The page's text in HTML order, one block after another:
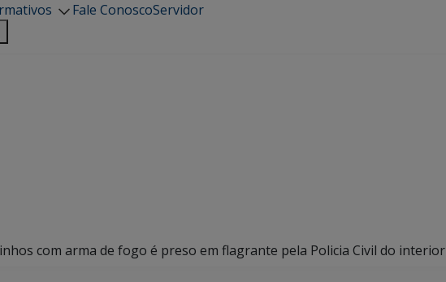
Fale ConoscoServidor
com arma de fogo é preso em flagrante pela Policia Civil do interior